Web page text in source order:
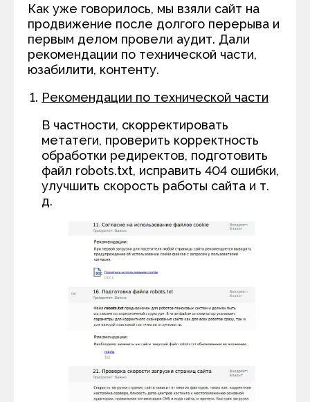
Как уже говорилось, мы взяли сайт на
продвижение после долгого перерыва и
первым делом провели аудит. Дали
рекомендации по технической части,
юзабилити, контенту.
Рекомендации по технической части
В частности, скорректировать
метатеги, проверить корректность
обработки редиректов, подготовить
файл robots.txt, исправить 404 ошибки,
улучшить скорость работы сайта и т.
д.